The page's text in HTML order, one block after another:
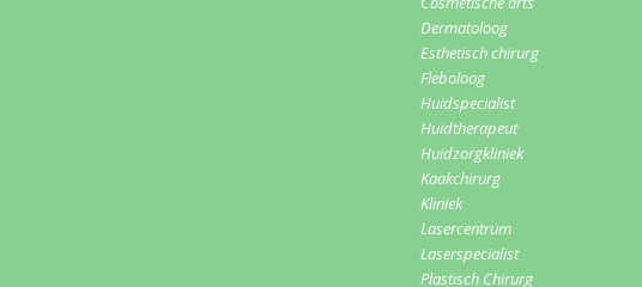
Dermatoloog
Esthetisch chirurg
Fleboloog
Huidspecialist
Huidtherapeut
Huidzorgkliniek
Kaakchirurg
Kliniek
Lasercentrum
Laserspecialist
Plastisch Chirurg